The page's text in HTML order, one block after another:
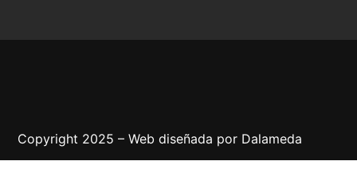
Copyright 2025 – Web diseñada por Dalameda